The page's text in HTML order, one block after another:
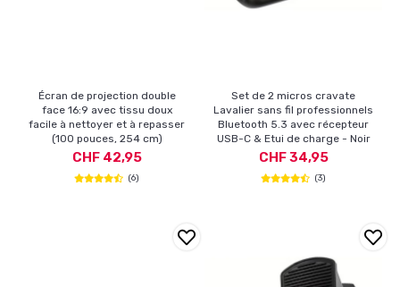
Écran de projection double
face 16:9 avec tissu doux
facile à nettoyer et à repasser
(100 pouces, 254 cm)
CHF 42,95
(6)
Set de 2 micros cravate
Lavalier sans fil professionnels
Bluetooth 5.3 avec récepteur
USB-C & Etui de charge - Noir
CHF 34,95
(3)